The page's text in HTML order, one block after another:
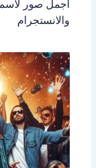
أجمل صور
والانستجرام